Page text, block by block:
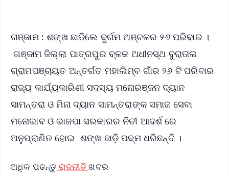
ଗଞ୍ଜାମ : ଶଙ୍ଖ ଛାଡିଲେ ଦୁର୍ଗମ ଅଞ୍ଚଳର ୨୬ ପରିବାର ।
ଗଞ୍ଜାମ ଜିଲ୍ଲା ପାତ୍ରପୁର ବ୍ଳକ ଅଧୀନସ୍ଥ ବୁରାତାଲ
ଗ୍ରାମପଞ୍ଚାୟତ ଅନ୍ତର୍ଗତ ମହାଲିମ୍ବ ଗାଁର ୨୬ ଟି ପରିବାର
ରାଜ୍ୟ କାର୍ଯ୍ୟକାରିଣୀ ସଦସ୍ୟ ମନୋରଞ୍ଜନ ଦ୍ୟାନ
ସାମନ୍ତରା ଓ ମିନା ଦ୍ୟାନ ସାମନ୍ତରାଙ୍କ ସମାଜ ସେବା
ମନୋଭାବ ଓ ଭାଜପା ସରକାରର ନିତୀ ଆଦର୍ଶ ରେ
ଅନୁପ୍ରାଣିତ ହୋଇ ଶଙ୍ଖ ଛାଡ଼ି ପଦ୍ମ ଧରିଛନ୍ତି ।
ଅଧିକ ପଢନ୍ତୁ ରାଜନୀତିଖବର